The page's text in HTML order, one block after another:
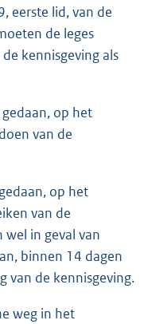
eerste lid, van de
de leges
kennisgeving als
op het
van de
op het
van de
wel in geval van
binnen 14 dagen
van de kennisgeving.
weg in het